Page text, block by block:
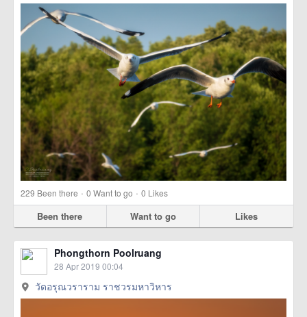
229 Been there · 0 Want to go · 0 Likes
Been there Want to go Likes
Phongthorn Poolruang
28 Apr 2019 00:04
วัดอรุณวราราม ราชวรมหาวิหาร